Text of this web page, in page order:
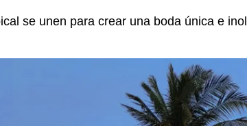
se unen para crear una boda única e